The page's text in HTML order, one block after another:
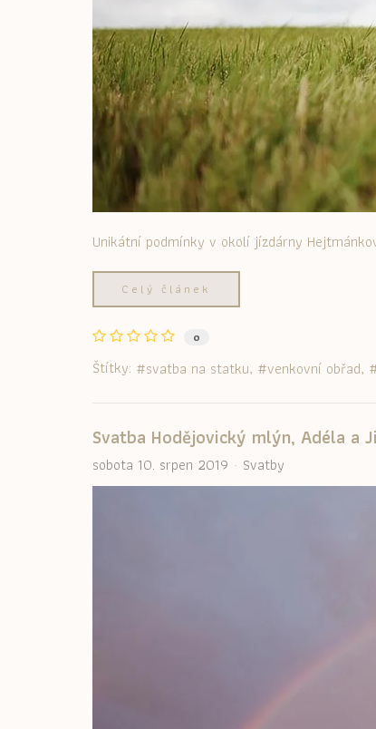
Unikátní podmínky v okolí jízdárny
Celý článek
0
Štítky: svatba na statku venkovní obřad
Svatba Hodějovický mlýn, Adéla a
sobota 10. srpen 2019 Svatby